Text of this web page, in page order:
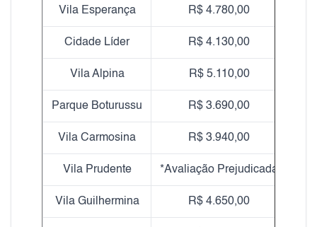
Vila Esperança R$ 4.780,00
Cidade Líder R$ 4.130,00
Vila Alpina R$ 5.110,00
Parque Boturussu R$ 3.690,00
Vila Carmosina R$ 3.940,00
Vila Prudente *Avaliação Prejudicada
Vila Guilhermina R$ 4.650,00